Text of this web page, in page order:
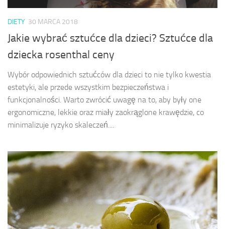
DIETY 30 MARCA 2018
Jakie wybrać sztućce dla dzieci? Sztućce dla
dziecka rosenthal ceny
Wybór odpowiednich sztućców dla dzieci to nie tylko kwestia
estetyki, ale przede wszystkim bezpieczeństwa i
funkcjonalności. Warto zwrócić uwagę na to, aby były one
ergonomiczne, lekkie oraz miały zaokrąglone krawędzie, co
minimalizuje ryzyko skaleczeń....